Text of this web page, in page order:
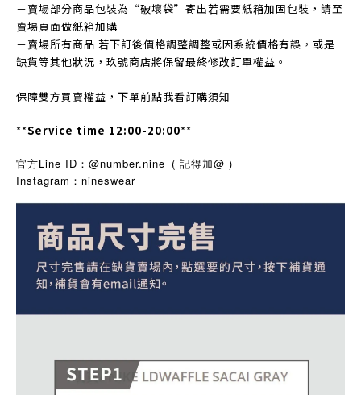
－賣場部分商品包裝為“破壞袋”寄出若需要紙箱加固包裝，請至
賣場頁面做紙箱加購
－賣場所有商品 若下訂後價格調整調整或因系統價格有誤，或是
缺貨等其他狀況，玖號商店將保留最終修改訂單權益。
保障雙方買賣權益，下單前點我看訂購須知
**Service time 12:00-20:00**
官方Line ID：@number.nine ( 記得加@ )
Instagram ： nineswear